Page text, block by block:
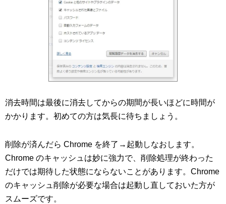
消去時間は最後に消去してからの期間が長いほどに時間が
かかります。初めての方は気長に待ちましょう。
削除が済んだら Chrome を終了→起動しなおします。
Chrome のキャッシュは妙に強力で、削除処理が終わった
だけでは期待した状態にならないことがあります。Chrome
のキャッシュ削除が必要な場合は起動し直しておいた方が
スムーズです。